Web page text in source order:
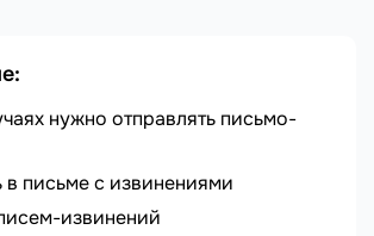
нужно отправлять письмо-
в письме с извинениями
извинений